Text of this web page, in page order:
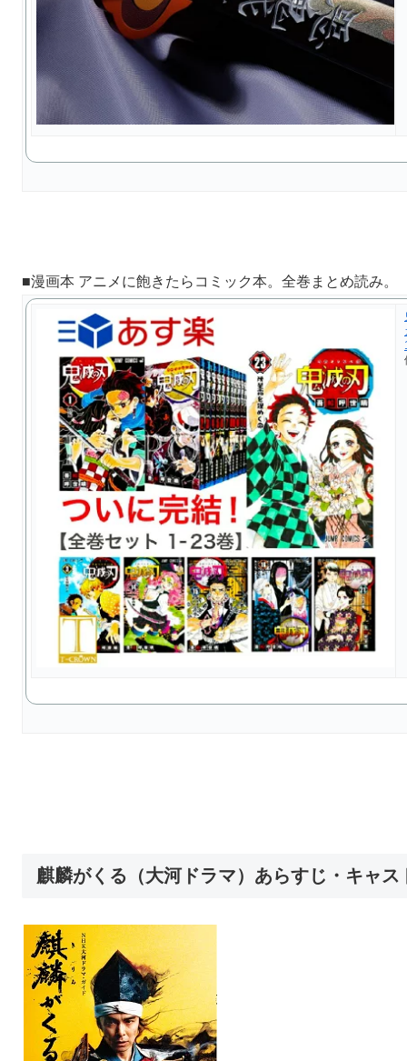
■漫画本 アニメに飽きたらコミック本。全巻まとめ読み。
麒麟がくる（大河ドラマ）あらすじ・キャ